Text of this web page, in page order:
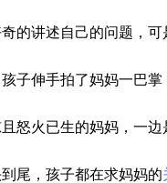
的讲述自己的问题，可
子伸手拍了妈妈一巴掌
怒火已生的妈妈，一边
尾，孩子都在求妈妈的